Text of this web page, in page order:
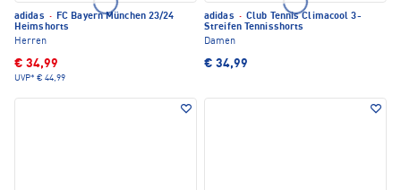
adidas · FC Bayern München 23/24
Heimshorts
Herren
€ 34,99
UVP* € 44,99
adidas · Club Tennis Climacool 3-
Streifen Tennisshorts
Damen
€ 34,99